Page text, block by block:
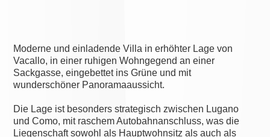
Moderne und einladende Villa in erhöhter Lage von
Vacallo, in einer ruhigen Wohngegend an einer
Sackgasse, eingebettet ins Grüne und mit
wunderschöner Panoramaaussicht.
Die Lage ist besonders strategisch zwischen Lugano
und Como, mit raschem Autobahnanschluss, was die
Liegenschaft sowohl als Hauptwohnsitz als auch als